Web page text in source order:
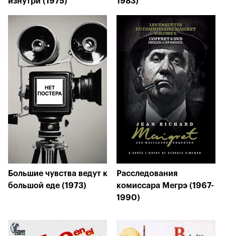
Большие чувства ведут к
большой еде (1973)
Расследования
комиссара Мегрэ (1967-
1990)